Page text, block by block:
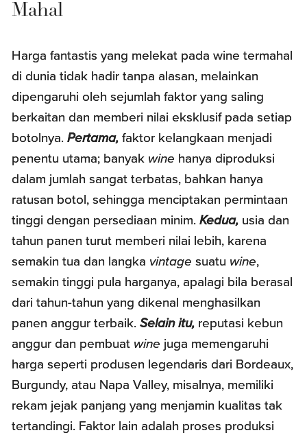
Mahal
Harga fantastis yang melekat pada wine termahal
di dunia tidak hadir tanpa alasan, melainkan
dipengaruhi oleh sejumlah faktor yang saling
berkaitan dan memberi nilai eksklusif pada setiap
botolnya.Pertama, faktor kelangkaan menjadi
penentu utama; banyak wine hanya diproduksi
dalam jumlah sangat terbatas, bahkan hanya
ratusan botol, sehingga menciptakan permintaan
tinggi dengan persediaan minim. Kedua, usia dan
tahun panen turut memberi nilai lebih, karena
semakin tua dan langka vintage suatu wine,
semakin tinggi pula harganya, apalagi bila berasal
dari tahun-tahun yang dikenal menghasilkan
panen anggur terbaik.Selain itu, reputasi kebun
anggur dan pembuat wine juga memengaruhi
harga seperti produsen legendaris dari Bordeaux,
Burgundy, atau Napa Valley, misalnya, memiliki
rekam jejak panjang yang menjamin kualitas tak
tertandingi. Faktor lain adalah proses produksi